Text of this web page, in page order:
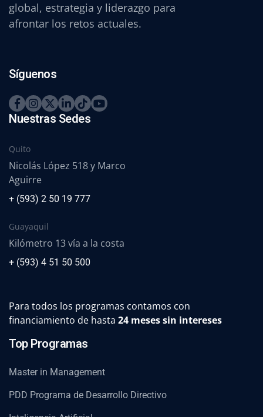
global, estrategia y liderazgo para
afrontar los retos actuales.
Síguenos
Nuestras Sedes
Quito
Nicolás López 518 y Marco
Aguirre
+ (593) 2 50 19 777
Guayaquil
Kilómetro 13 vía a la costa
+ (593) 4 51 50 500
Para todos los programas contamos con
financiamiento de hasta 24 meses sin intereses
Top Programas
Master in Management
PDD Programa de Desarrollo Directivo